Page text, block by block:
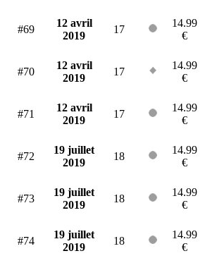
#69
12 avril
2019
17
14.99
€
#70
12 avril
2019
17
14.99
€
#71
12 avril
2019
17
14.99
€
#72
19 juillet
2019
18
14.99
€
#73
19 juillet
2019
18
14.99
€
#74
19 juillet
2019
18
14.99
€